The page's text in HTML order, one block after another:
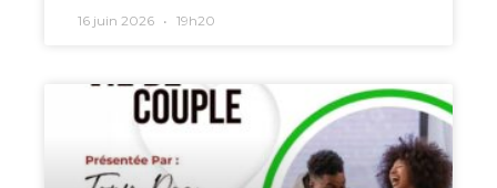
16 juin 2026 19h20